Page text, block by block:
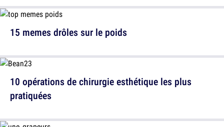
15 memes drôles sur le poids
10 opérations de chirurgie esthétique les plus
pratiquées